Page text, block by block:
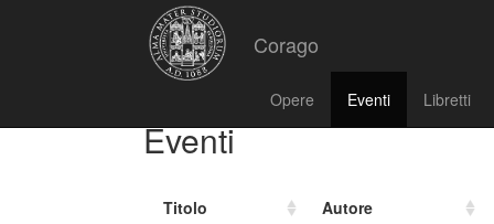
Corago
Opere Eventi Libretti
Eventi
Titolo
Autore